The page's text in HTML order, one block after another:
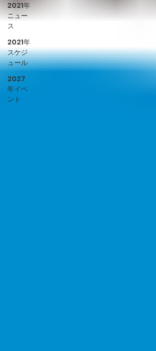
2021年
ニュー
ス
2021年
スケジ
ュール
2027
年イベ
ント